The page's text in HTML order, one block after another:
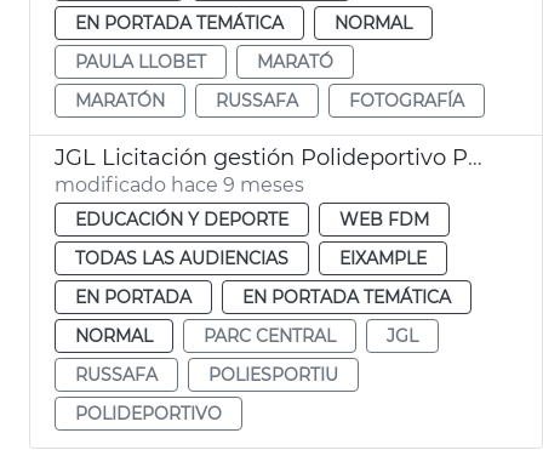
EN PORTADA TEMÁTICA
NORMAL
PAULA LLOBET
MARATÓ
MARATÓN
RUSSAFA FOTOGRAFÍA
JGL Licitación gestión Polideportivo Parc Central
modificado hace 9 meses
EDUCACIÓN Y DEPORTE
WEB FDM
TODAS LAS AUDIENCIAS
EIXAMPLE
EN PORTADA
EN PORTADA TEMÁTICA
NORMAL
PARC CENTRAL
JGL
RUSSAFA
POLIESPORTIU
POLIDEPORTIVO